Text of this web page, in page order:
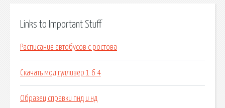
Links to Important Stuff
Расписание автобусов с ростова
Скачать мод гулливер 1 6 4
Образец справки пнд и нд